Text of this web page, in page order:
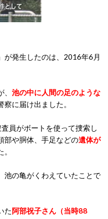
が発生したのは、2016年6月
池の中に人間の足のような
に届け出ました。
員がボートを使って捜索し
部や胴体、手足などの遺体が
池の亀がくわえていたことで
た阿部祝子さん（当時88